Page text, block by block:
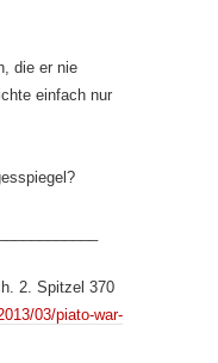
die er nie
einfach nur
2. Spitzel 370
03/piato-war-